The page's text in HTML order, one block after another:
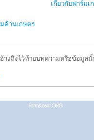
ด้านเกษตร
เกี่ยวกับฟาร์มเ
างถึงไว้ท้ายบทความหรือข้อมูลนั้